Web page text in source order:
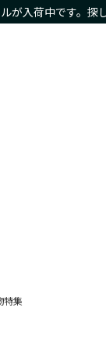
が入荷中です。探
特集